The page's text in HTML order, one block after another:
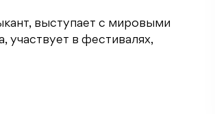
выступает с мировыми
участвует в фестивалях,